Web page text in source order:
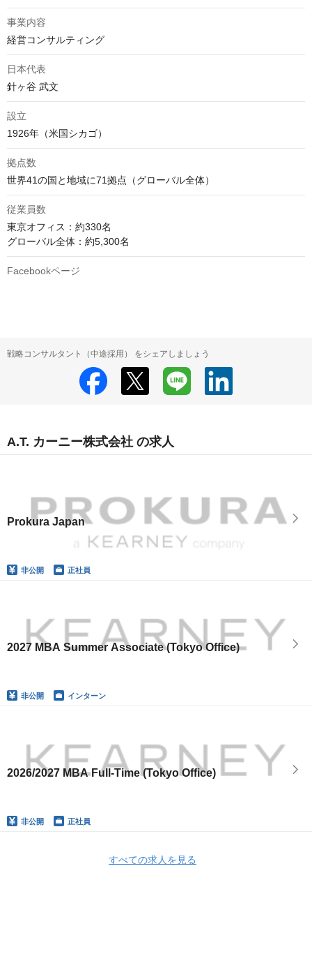
事業内容
経営コンサルティング
日本代表
針ヶ谷 武文
設立
1926年（米国シカゴ）
拠点数
世界41の国と地域に71拠点（グローバル全体）
従業員数
東京オフィス：約330名
グローバル全体：約5,300名
Facebookページ
戦略コンサルタント（中途採用） をシェアしましょう
A.T. カーニー株式会社 の求人
Prokura Japan
非公開 正社員
2027 MBA Summer Associate (Tokyo Office)
非公開 インターン
2026/2027 MBA Full-Time (Tokyo Office)
非公開 正社員
すべての求人を見る